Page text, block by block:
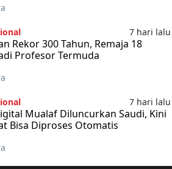
7 hari lalu
Rekor 300 Tahun, Remaja 18
Profesor Termuda
7 hari lalu
Mualaf Diluncurkan Saudi, Kini
Bisa Diproses Otomatis